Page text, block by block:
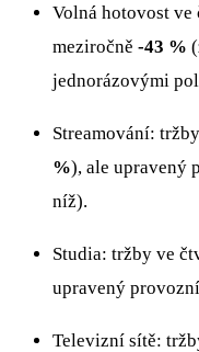
Volná hotovost
meziročně -43 %
jednorázovými
Streamování:
%), ale upravený
níž).
Studia: tržby ve
upravený
Televizní sítě: